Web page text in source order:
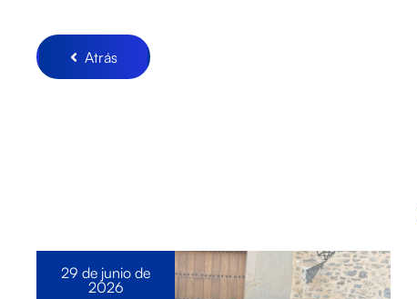
Atrás
29 de junio de
2026